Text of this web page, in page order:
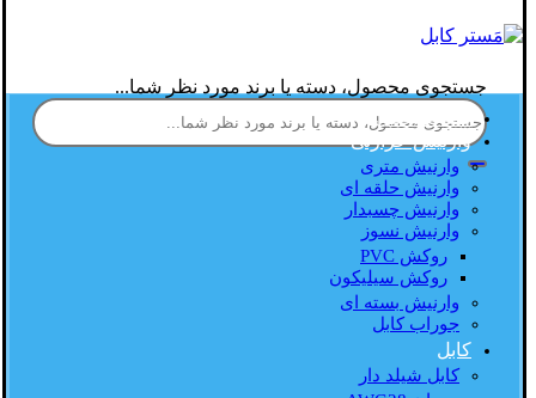
جستجوی محصول، دسته یا برند مورد نظر شما...
صفحه اصلی
وارنیش حرارتی
وارنیش متری
وارنیش حلقه ای
وارنیش چسبدار
وارنیش نسوز
روکش PVC
روکش سیلیکون
وارنیش بسته ای
جوراب کابل
کابل
کابل شیلد دار